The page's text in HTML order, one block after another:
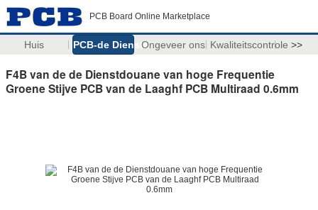
PCB Board Online Marketplace
Huis PCB-de DienstenOngeveer ons Kwaliteitscontrole >>
F4B van de de Dienstdouane van hoge Frequentie
Groene Stijve PCB van de Laaghf PCB Multiraad 0.6mm